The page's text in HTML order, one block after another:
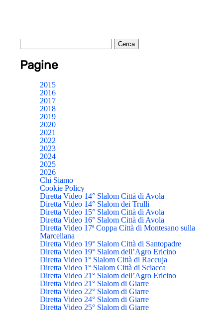
Pagine
2015
2016
2017
2018
2019
2020
2021
2022
2023
2024
2025
2026
Chi Siamo
Cookie Policy
Diretta Video 14° Slalom Città di Avola
Diretta Video 14° Slalom dei Trulli
Diretta Video 15° Slalom Città di Avola
Diretta Video 16° Slalom Città di Avola
Diretta Video 17ª Coppa Città di Montesano sulla
Marcellana
Diretta Video 19° Slalom Città di Santopadre
Diretta Video 19° Slalom dell’Agro Ericino
Diretta Video 1° Slalom Città di Raccuja
Diretta Video 1° Slalom Città di Sciacca
Diretta Video 21° Slalom dell’Agro Ericino
Diretta Video 21° Slalom di Giarre
Diretta Video 22° Slalom di Giarre
Diretta Video 24° Slalom di Giarre
Diretta Video 25° Slalom di Giarre